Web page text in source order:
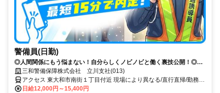
警備員(日勤)
◎人間関係にもう悩まない！自分らしくノビノビと働く裏技公開！◎ス
マホ応募から電話面接で最短15分で内定！
三和警備保障株式会社 立川支社(013)
アクセス 東大和市南街１丁目付近 現場により異なる/直行直帰/勤務地
相談可 ■週3日～■電話面接■即日勤務
日給12,000円～15,400円